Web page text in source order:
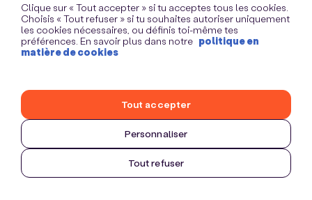
Clique sur « Tout accepter » si tu acceptes tous les cookies.
Choisis « Tout refuser » si tu souhaites autoriser uniquement
les cookies nécessaires, ou définis toi-même tes
préférences. En savoir plus dans notre politique en
matière de cookies
Personnaliser
Tout refuser
Tout accepter